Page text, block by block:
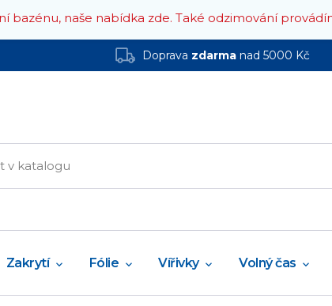
bazénu, naše nabídka zde. Také odzimování
Doprava zdarmanad 5000 Kč
Zakrytí Fólie Vířivky Volný čas